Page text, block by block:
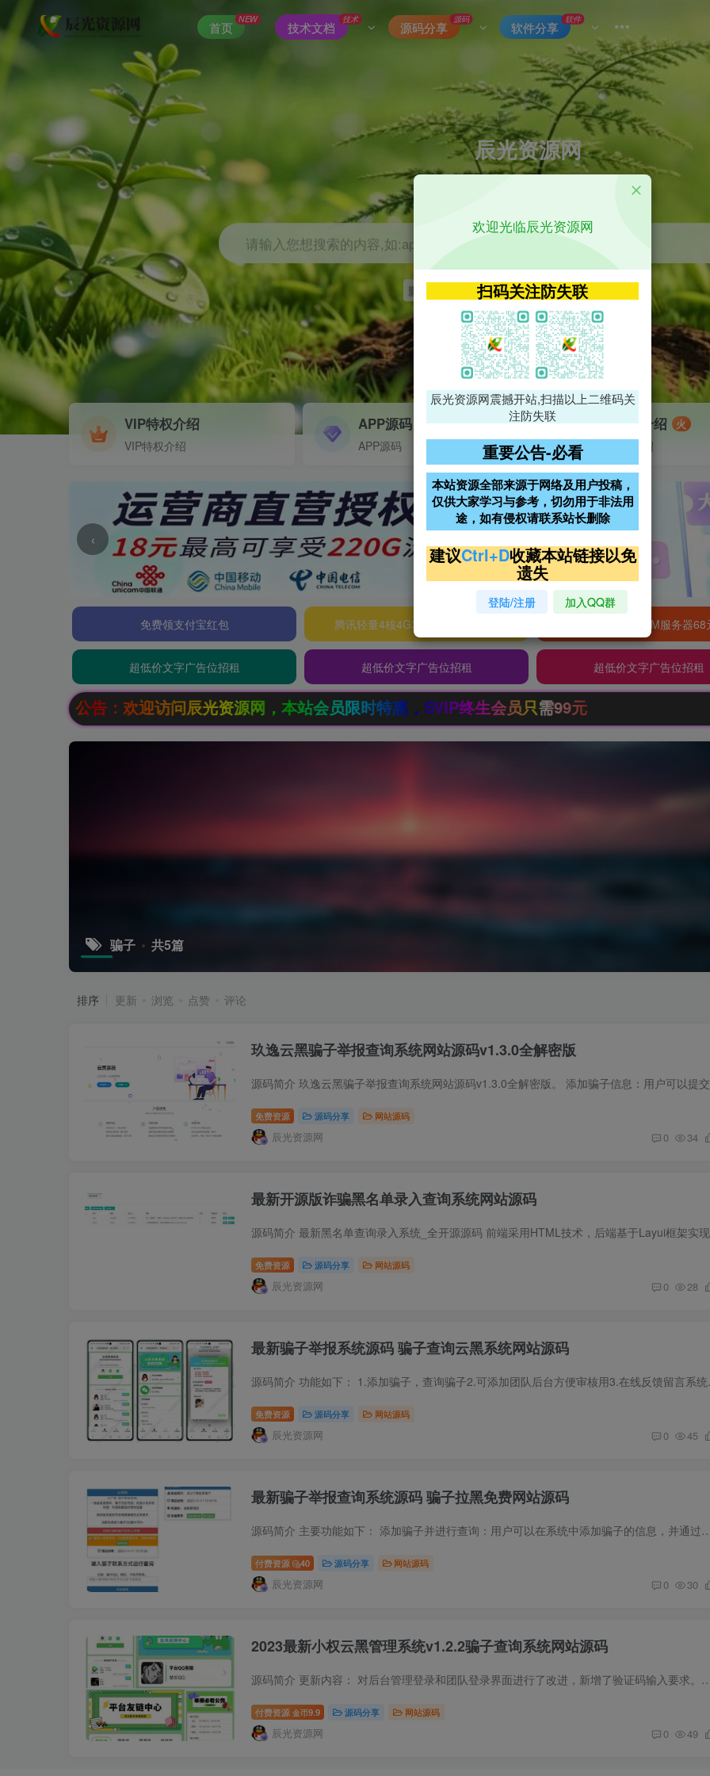
首页
NEW
技术文档
技术
源码分享
源码
软件分享
软件
辰光资源网
优质的网络资源分享平台
请输入您想搜索的内容,如:app源码
影视 神马 getapp 原神
VIP特权介绍
VIP特权介绍
APP源码
APP源码
VIP特权介绍 火
VIP特权介绍
‹
免费领支付宝红包 腾讯轻量4核4G3M服务器38元/年 阿里云2核2G200M服务器
超低价文字广告位招租 超低价文字广告位招租 超低价文字广告位招租
迎访问辰光资源网，本站会员限时特惠，SVIP终生会员只需99元
骗子 共5篇
排序 更新 浏览 点赞 评论
玖逸云黑骗子举报查询系统网站源码v1.3.0全解密版
免费资源 源码分享 网站源码
辰光资源网 0 34
最新开源版诈骗黑名单录入查询系统网站源码
免费资源 源码分享 网站源码
辰光资源网 0 28
最新骗子举报系统源码 骗子查询云黑系统网站源码
源码简介 功能如下
免费资源 源码分享 网站源码
辰光资源网 0 45
最新骗子举报查询系统源码 骗子拉黑免费网站源码
源码简介 主要功能如下： 添加骗子并进行查询：用户可以在系统中添加骗子的信息，并通过系统进行查询。这样可以方便用户了解骗子的情况，并采取相应的防范措施。 提供团队后台，方便审核和管理...
付费资源 40 源码分享 网站源码
辰光资源网 0 30
2023最新小权云黑管理系统v1.2.2骗子查询系统网站源码
源码简介 更新内容： 对后台管理登录和团队登录界面进行了改进，新增了验证码输入要求。现在，在进行登录时，用户需要输入正确的验证码才能成功登录。 对后台功能进行了一些微调。我们对后台的...
付费资源 金币9.9 源码分享 网站源码
辰光资源网 0 49
欢迎光临辰光资源网
扫码关注防失联
辰光资源网震撼开站,扫描以上二维码关
注防失联
重要公告-必看
本站资源全部来源于网络及用户投稿，
仅供大家学习与参考，切勿用于非法用
途，如有侵权请联系站长删除
建议Ctrl+D收藏本站链接以免
遗失
登陆/注册 加入QQ群